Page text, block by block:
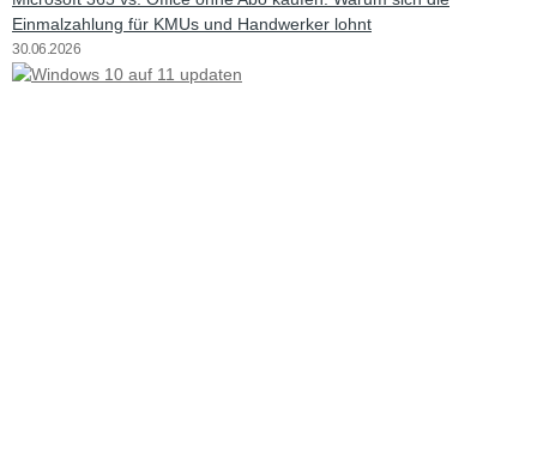
Einmalzahlung für KMUs und Handwerker lohnt
30.06.2026